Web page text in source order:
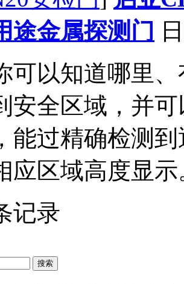
途金属探测门
可以知道哪里
安全区域，并
能过精确检测
应区域高度显
记录
搜索